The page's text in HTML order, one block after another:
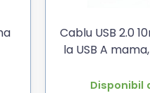
Cablu USB 2.0
la USB A
Disponibil